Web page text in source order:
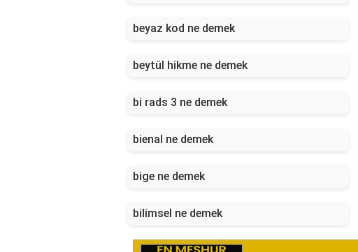
beyaz kod ne demek
beytül hikme ne demek
bi rads 3 ne demek
bienal ne demek
bige ne demek
bilimsel ne demek